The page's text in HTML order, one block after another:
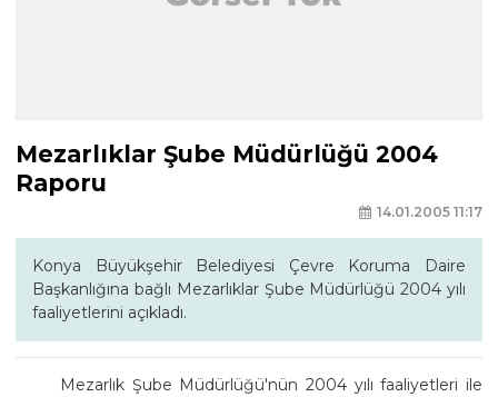
Mezarlıklar Şube Müdürlüğü 2004
Raporu
14.01.2005 11:17
Konya Büyükşehir Belediyesi Çevre Koruma Daire
Başkanlığına bağlı Mezarlıklar Şube Müdürlüğü 2004 yılı
faaliyetlerini açıkladı.
Mezarlık Şube Müdürlüğü'nün 2004 yılı faaliyetleri ile